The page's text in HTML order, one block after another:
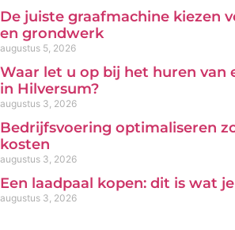
De juiste graafmachine kiezen
en grondwerk
augustus 5, 2026
Waar let u op bij het huren van
in Hilversum?
augustus 3, 2026
Bedrijfsvoering optimaliseren
kosten
augustus 3, 2026
Een laadpaal kopen: dit is wat
augustus 3, 2026